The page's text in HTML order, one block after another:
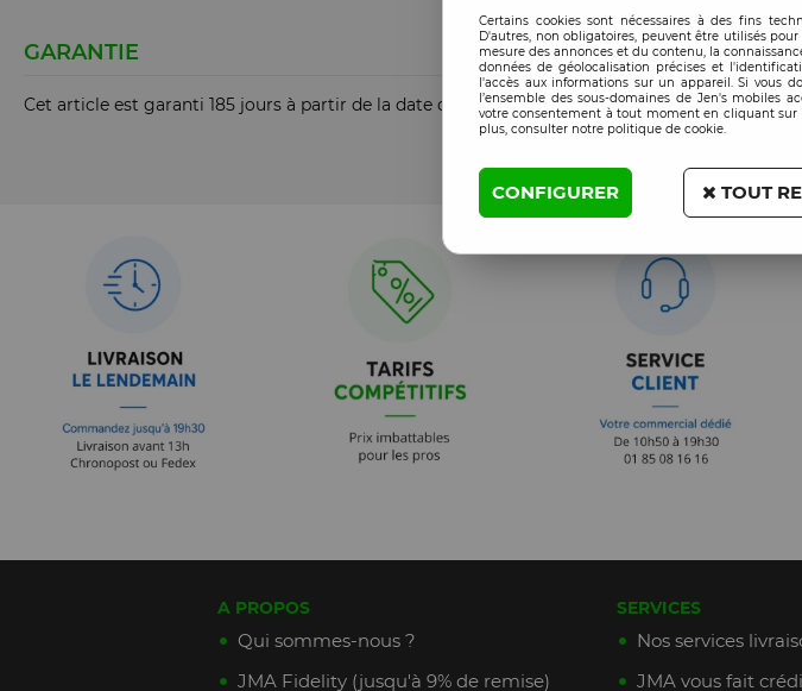
GARANTIE
Cet article est garanti 185 jours à partir de la date de commande
A PROPOS
Qui sommes-nous ?
JMA Fidelity (jusqu'à 9% de remise)
SERVICES
Nos services
JMA vous fait
Certains cookies sont nécessaires à des fins
D'autres, non obligatoires, peuvent être utilisés
mesure des annonces et du contenu, la
données de géolocalisation précises et
l'accès aux informations sur un appareil. Si vous
l’ensemble des sous-domaines de Jen's mobiles
votre consentement à tout moment en cliquant
plus, consulter notre politique de cookie.
CONFIGURER TOUT